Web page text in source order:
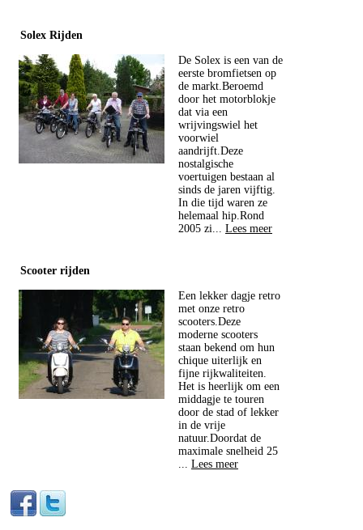
Solex Rijden
De Solex is een van de
eerste bromfietsen op
de markt.Beroemd
door het motorblokje
dat via een
wrijvingswiel het
voorwiel
aandrijft.Deze
nostalgische
voertuigen bestaan al
sinds de jaren vijftig.
In die tijd waren ze
helemaal hip.Rond
2005 zi... Lees meer
Scooter rijden
Een lekker dagje retro
met onze retro
scooters.Deze
moderne scooters
staan bekend om hun
chique uiterlijk en
fijne rijkwaliteiten.
Het is heerlijk om een
middagje te touren
door de stad of lekker
in de vrije
natuur.Doordat de
maximale snelheid 25
... Lees meer